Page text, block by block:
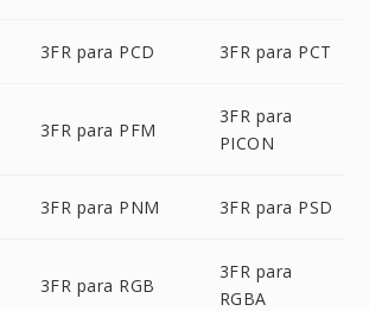
3FR para PCD 3FR para PCT
3FR para PFM
3FR para
PICON
3FR para PNM 3FR para PSD
3FR para RGB
3FR para
RGBA